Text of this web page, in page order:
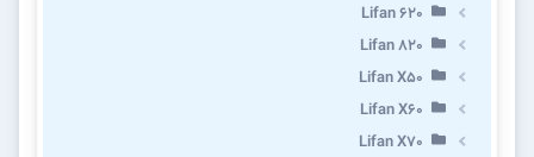
Lifan 620
Lifan 820
Lifan X50
Lifan X60
Lifan X70